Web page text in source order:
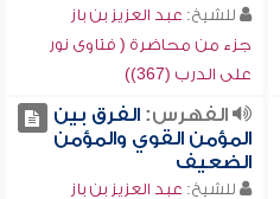
للشيخ: عبد العزيز بن باز
جزء من محاضرة ( فتاوى نور
على الدرب (367))
الفهرس:الفرق بين
المؤمن القوي والمؤمن
الضعيف
للشيخ: عبد العزيز بن باز